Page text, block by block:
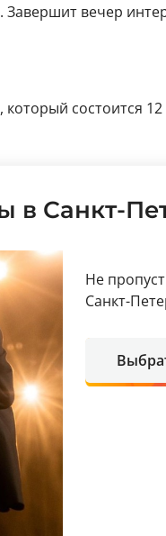
вечер
состоится
в Санкт-
Не
Санкт-